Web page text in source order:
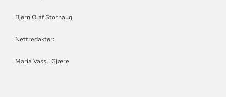
Bjørn Olaf Storhaug
Nettredaktør:
Maria Vassli Gjære